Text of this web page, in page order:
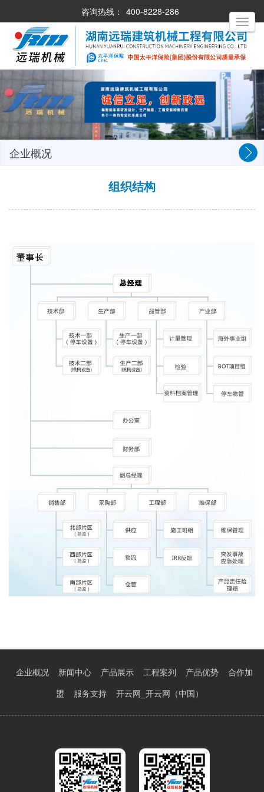
咨询热线： 400-8228-286
企业概况
组织结构
企业概况 新闻中心 产品展示 工程案列 产品优势
合作加
盟
服务支持 开云网_开云网（中国）
Toggle